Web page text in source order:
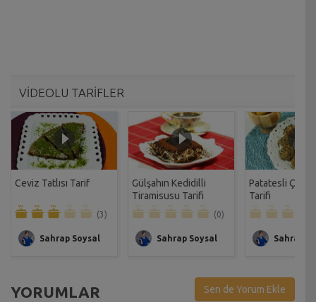
VİDEOLU TARİFLER
Ceviz Tatlısı Tarif
(3)
Sahrap Soysal
Gülşahın Kedidilli
Tiramisusu Tarifi
(0)
Sahrap Soysal
Patatesli Çıtır
Tarifi
Sahrap
YORUMLAR Sen de Yorum Ekle